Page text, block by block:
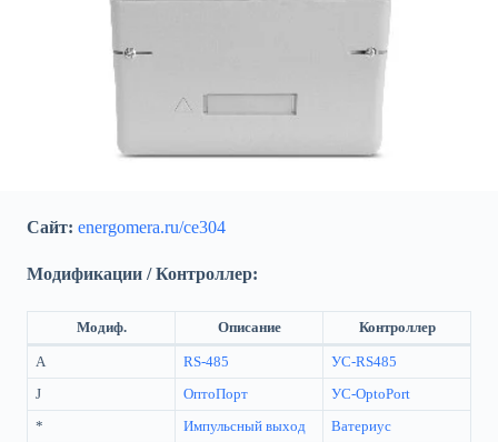
Сайт: energomera.ru/ce304
Модификации / Контроллер:
Модиф. Описание Контроллер
A RS-485
УС-RS485
J
ОптоПорт
УС-OptoPort
*
Импульсный выход Ватериус